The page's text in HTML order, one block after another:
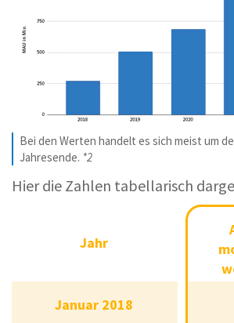
Bei den Werten handelt es sich meist um
Jahresende. *2
Hier die Zahlen tabellarisch
Jahr
Januar 2018